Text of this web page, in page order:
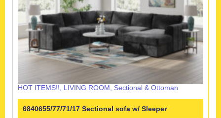
HOT ITEMS!! LIVING ROOM Sectional & Ottoman
6840655/77/71/17 Sectional sofa w/ Sleeper